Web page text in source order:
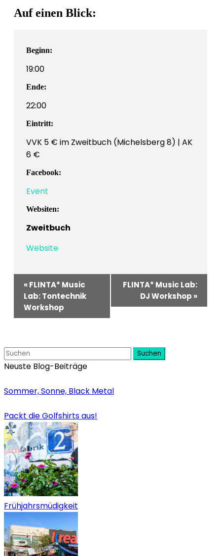
Auf einen Blick:
Beginn:
19:00
Ende:
22:00
Eintritt:
VVK 5 € im Zweitbuch (Michelsberg 8) | AK
6 €
Facebook:
Event
Websiten:
Zweitbuch
Website
Veranstaltung-
Navigation
«FLINTA* Music
Lab: Tontechnik
Workshop
FLINTA* Music Lab:
DJ Workshop »
Suchen
Neuste Blog-Beiträge
Sommer, Sonne, Black Metal
Packt die Golfshirts aus!
Frühjahrsmüdigkeit